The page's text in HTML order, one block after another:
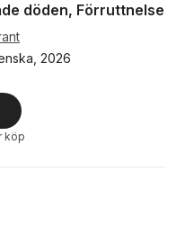
döden, Förruttnelse
2026
köp